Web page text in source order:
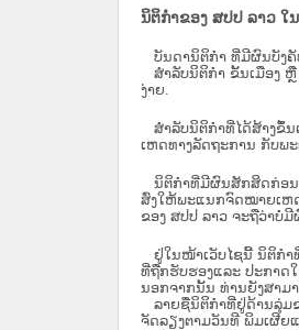
ນິຕິກຳຂອງ ສປປ ລາວ ໃ
ບັນດານິຕິກໍາ ທີ່ມີຜົນບັງຄັ
ສຳລັບນິ​ຕິ​ກຳ ຂັ້ນເມືອງ ຫຼື
ງ່າຍ.
ສໍາລັບນິຕິກໍາທີ່ໄດ້ສ້າງຂຶ້ນ
ເຫດທາງລັດຖະການ ກັບ​ພ
ນິ​ຕິ​ກຳ​ທີ່​ມີ​ຜົນ​ສັກ​ສິດ​ກ່ອນ​
ສົ່ງໃຫ້​ພະແນກຈົດ​ໝາຍ​ເຫ
ຂອງ ສປ​ປ ລາວ ​ຈະຖື​ວ່າບໍ່​
ຢູ່ໃນໜ້າ​ເວັບ​ໄຊ​ນີ້ ນິຕິກຳທີ່
ທີ່ຖືກຮັບຮອງແລະ ປະກາດໃ
ນອກຈາກນັ້ນ ທ່ານຍັງສາມ
ລາຍຊື່ນິຕິກຳທີ່ຢູ່ດ້ານລຸ່ມ
ຈັດລຽງຕາມວັນທີ ພິມເຜີຍ